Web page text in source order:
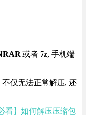
或者 7z, 手机端
仅无法正常解压, 还
看】如何解压压缩包